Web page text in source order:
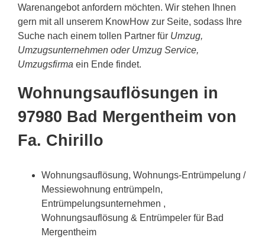
Warenangebot anfordern möchten. Wir stehen Ihnen
gern mit all unserem KnowHow zur Seite, sodass Ihre
Suche nach einem tollen Partner für Umzug,
Umzugsunternehmen oder Umzug Service,
Umzugsfirma ein Ende findet.
Wohnungsauflösungen in
97980 Bad Mergentheim von
Fa. Chirillo
Wohnungsauflösung, Wohnungs-Entrümpelung /
Messiewohnung entrümpeln,
Entrümpelungsunternehmen ,
Wohnungsauflösung & Entrümpeler für Bad
Mergentheim